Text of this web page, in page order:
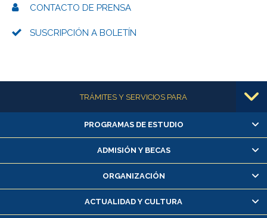
CONTACTO DE PRENSA
SUSCRIPCIÓN A BOLETÍN
Más informaciónTRÁMITES Y SERVICIOS PARA
Alumnas/os y exalumnas/os
Matrícula en línea
Inscripción y cambio de asignaturas
Consulta y certificado de notas
Servicio médico y dental
PROGRAMAS DE ESTUDIO
ADMISIÓN Y BECAS
ORGANIZACIÓN
ACTUALIDAD Y CULTURA